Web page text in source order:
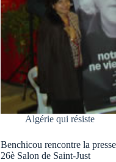
Algérie qui résiste
Benchicou rencontre la
26è Salon de Saint-Just